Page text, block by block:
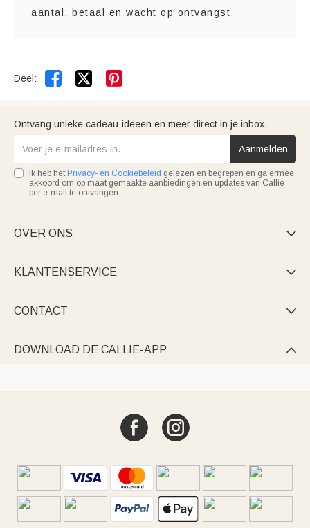
aantal, betaal en wacht op ontvangst.
Deel:  
Ontvang unieke cadeau-ideeën en meer direct in je inbox.
Aanmelden
Ik heb het Privacy- en Cookiebeleid gelezen en begrepen en ga ermee
akkoord om op maat gemaakte aanbiedingen en updates van Callie
per e-mail te ontvangen.
OVER ONS 
KLANTENSERVICE 
CONTACT 
DOWNLOAD DE CALLIE-APP 